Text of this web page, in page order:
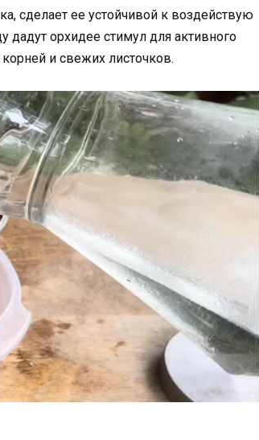
сделает ее устойчивой к воздействую
дадут орхидее стимул для активного
и свежих листочков.